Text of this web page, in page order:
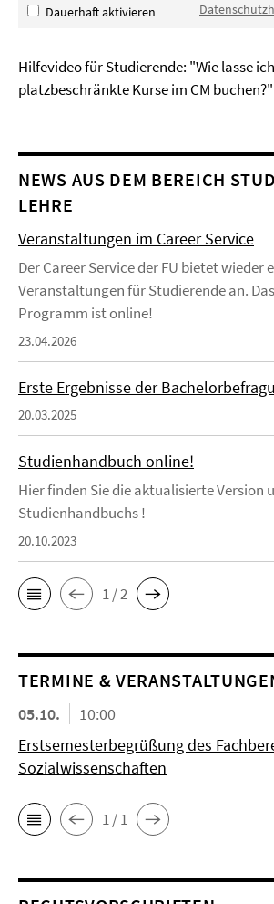
Dauerhaft aktivieren
Hilfevideo für Studierende: "Wie lasse
platzbeschränkte Kurse im CM buchen?"
NEWS AUS DEM BEREICH
LEHRE
Veranstaltungen im Career Service
Der Career Service der FU bietet wieder
Veranstaltungen für Studierende an.
Programm ist online!
23.04.2026
Erste Ergebnisse der
20.03.2025
Studienhandbuch online!
Hier finden Sie die aktualisierte Version
Studienhandbuchs !
20.10.2023
1 / 2
TERMINE &
05.10.
10:00
Erstsemesterbegrüßung des
Sozialwissenschaften
1 / 1